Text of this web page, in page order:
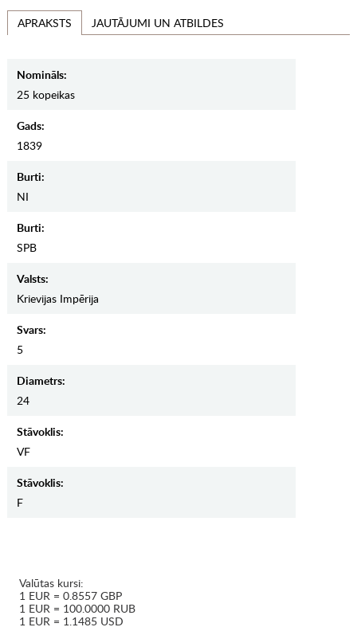
APRAKSTS JAUTĀJUMI UN ATBILDES
Nomināls:
25 kopeikas
Gads:
1839
Burti:
NI
Burti:
SPB
Valsts:
Krievijas Impērija
Svars:
5
Diametrs:
24
Stāvoklis:
VF
Stāvoklis:
F
Valūtas kursi:
1 EUR = 0.8557 GBP
1 EUR = 100.0000 RUB
1 EUR = 1.1485 USD